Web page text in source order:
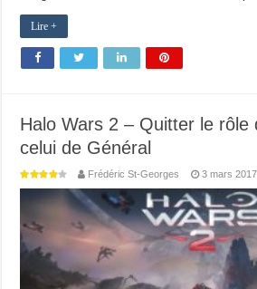
Lire +
Halo Wars 2 – Quitter le rôle
celui de Général
Frédéric St-Georges 3 mars 2017